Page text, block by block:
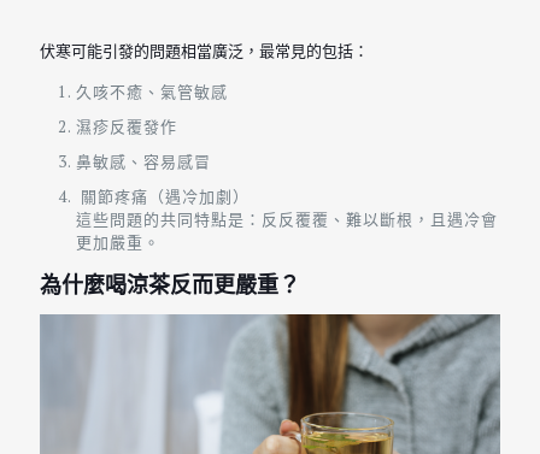
伏寒可能引發的問題相當廣泛，最常見的包括：
久咳不癒、氣管敏感
濕疹反覆發作
鼻敏感、容易感冒
關節疼痛（遇冷加劇）
這些問題的共同特點是：反反覆覆、難以斷根，且遇冷會
更加嚴重。
為什麼喝涼茶反而更嚴重？